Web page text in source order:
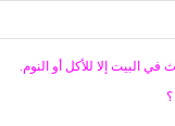
البيت إلا للأكل أو النوم.